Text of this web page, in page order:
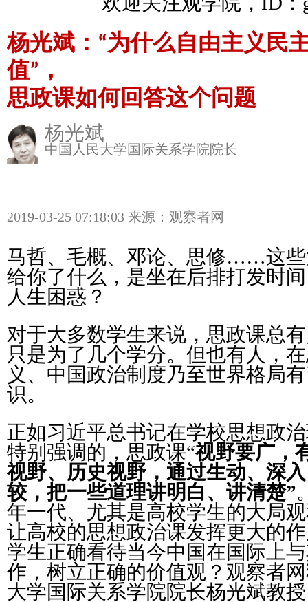
杨光斌：“为什么自由主义民
值”，
思政课如何回答这个问题
杨光斌
中国人民大学国际关系学院院长
2019-03-25 07:18:03 来源：观察者网
马哲、毛概、邓论、思修……这些
给你了什么，是坐在后排打发时
人生困惑？
对于大多数学生来说，思政课总
只是为了几个学分。但也有人，
义、中国政治制度乃至世界格局
识。
正如习近平总书记在学校思想政
特别强调的，思政课“视野要广，
视野、历史视野，通过生动、深
较，把一些道理讲明白、讲清楚”
年一代、尤其是高校学生的大局
让高校的思想政治课发挥更大的
学生正确看待当今中国在国际上
作，树立正确的价值观？观察者
大学国际关系学院院长杨光斌教